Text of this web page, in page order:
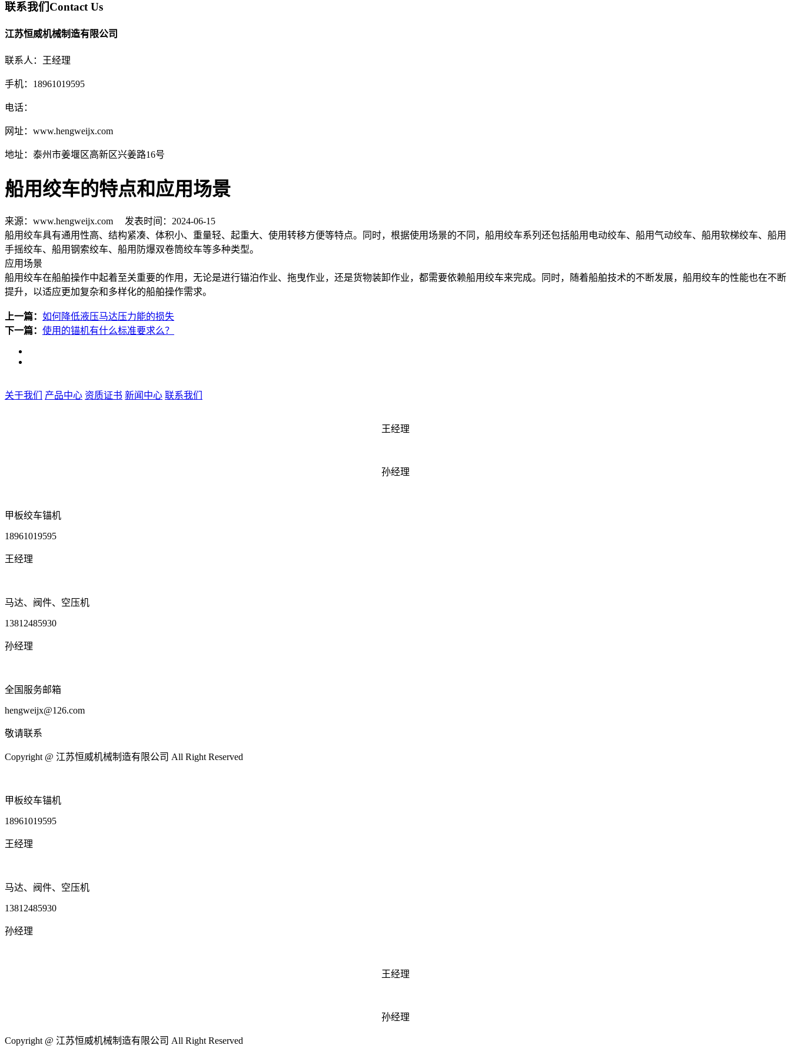
联系我们Contact Us
江苏恒威机械制造有限公司
联系人：王经理
手机：18961019595
电话：
网址：www.hengweijx.com
地址：泰州市姜堰区高新区兴姜路16号
船用绞车的特点和应用场景
来源：www.hengweijx.com 发表时间：2024-06-15
船用绞车具有通用性高、结构紧凑、体积小、重量轻、起重大、使用转移方便等特点。同时，根据使用场景的不同，船用绞车系列还包括船用电动绞车、船用气动绞车、船用软梯绞车、船用
手摇绞车、船用钢索绞车、船用防爆双卷筒绞车等多种类型。
应用场景
船用绞车在船舶操作中起着至关重要的作用，无论是进行锚泊作业、拖曳作业，还是货物装卸作业，都需要依赖船用绞车来完成。同时，随着船舶技术的不断发展，船用绞车的性能也在不断
提升，以适应更加复杂和多样化的船舶操作需求。
上一篇： 如何降低液压马达压力能的损失
下一篇： 使用的锚机有什么标准要求么？
关于我们 产品中心 资质证书 新闻中心 联系我们
王经理
孙经理
甲板绞车锚机
18961019595
王经理
马达、阀件、空压机
13812485930
孙经理
全国服务邮箱
hengweijx@126.com
敬请联系
Copyright @ 江苏恒威机械制造有限公司 All Right Reserved
甲板绞车锚机
18961019595
王经理
马达、阀件、空压机
13812485930
孙经理
王经理
孙经理
Copyright @ 江苏恒威机械制造有限公司 All Right Reserved